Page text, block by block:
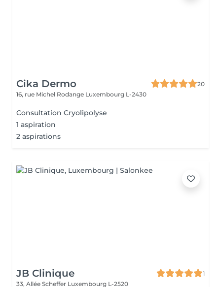
Cika Dermo
20
16, rue Michel Rodange Luxembourg L-2430
Consultation Cryolipolyse
1 aspiration
2 aspirations
JB Clinique
1
33, Allée Scheffer Luxembourg L-2520